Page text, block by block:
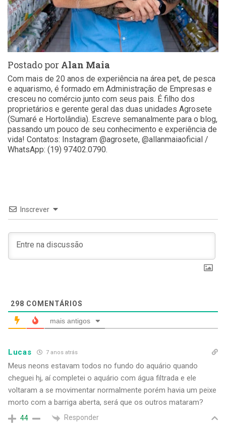
Postado por Alan Maia
Com mais de 20 anos de experiência na área pet, de pesca
e aquarismo, é formado em Administração de Empresas e
cresceu no comércio junto com seus pais. É filho dos
proprietários e gerente geral das duas unidades Agrosete
(Sumaré e Hortolândia). Escreve semanalmente para o blog,
passando um pouco de seu conhecimento e experiência de
vida! Contatos: Instagram @agrosete, @allanmaiaoficial /
WhatsApp: (19) 97402.0790.
Inscrever
298 COMENTÁRIOS
mais antigos
Lucas 7 anos atrás
Meus neons estavam todos no fundo do aquário quando
cheguei hj, aí completei o aquário com água filtrada e ele
voltaram a se movimentar normalmente porém havia um peixe
morto com a barriga aberta, será que os outros mataram?
44 Responder